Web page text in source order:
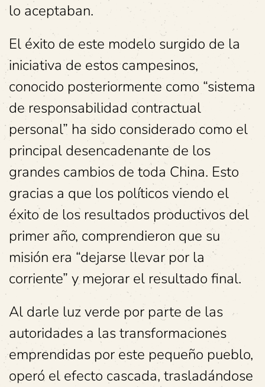
lo aceptaban.
El éxito de este modelo surgido de la
iniciativa de estos campesinos,
conocido posteriormente como “sistema
de responsabilidad contractual
personal” ha sido considerado como el
principal desencadenante de los
grandes cambios de toda China. Esto
gracias a que los políticos viendo el
éxito de los resultados productivos del
primer año, comprendieron que su
misión era “dejarse llevar por la
corriente” y mejorar el resultado final.
Al darle luz verde por parte de las
autoridades a las transformaciones
emprendidas por este pequeño pueblo,
operó el efecto cascada, trasladándose